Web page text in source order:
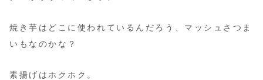
焼き芋はどこに使われているんだろう、マッシュさつま
いもなのかな？
素揚げはホクホク。